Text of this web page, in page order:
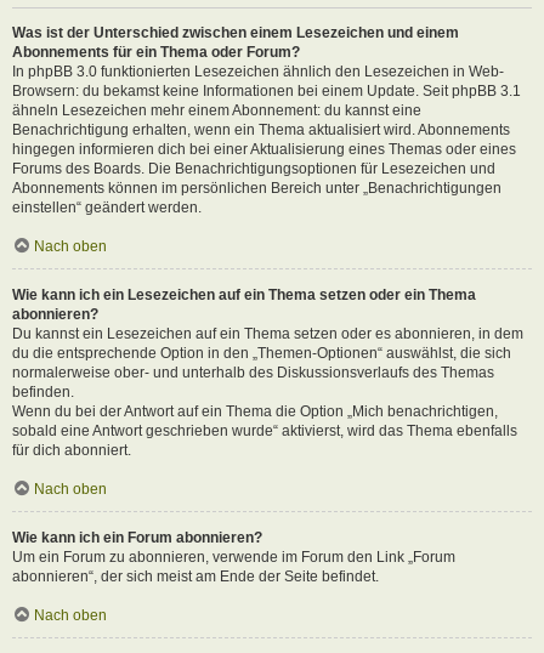
Was ist der Unterschied zwischen einem Lesezeichen und einem
Abonnements für ein Thema oder Forum?
In phpBB 3.0 funktionierten Lesezeichen ähnlich den Lesezeichen in Web-
Browsern: du bekamst keine Informationen bei einem Update. Seit phpBB 3.1
ähneln Lesezeichen mehr einem Abonnement: du kannst eine
Benachrichtigung erhalten, wenn ein Thema aktualisiert wird. Abonnements
hingegen informieren dich bei einer Aktualisierung eines Themas oder eines
Forums des Boards. Die Benachrichtigungsoptionen für Lesezeichen und
Abonnements können im persönlichen Bereich unter „Benachrichtigungen
einstellen“ geändert werden.
Nach oben
Wie kann ich ein Lesezeichen auf ein Thema setzen oder ein Thema
abonnieren?
Du kannst ein Lesezeichen auf ein Thema setzen oder es abonnieren, in dem
du die entsprechende Option in den „Themen-Optionen“ auswählst, die sich
normalerweise ober- und unterhalb des Diskussionsverlaufs des Themas
befinden.
Wenn du bei der Antwort auf ein Thema die Option „Mich benachrichtigen,
sobald eine Antwort geschrieben wurde“ aktivierst, wird das Thema ebenfalls
für dich abonniert.
Nach oben
Wie kann ich ein Forum abonnieren?
Um ein Forum zu abonnieren, verwende im Forum den Link „Forum
abonnieren“, der sich meist am Ende der Seite befindet.
Nach oben